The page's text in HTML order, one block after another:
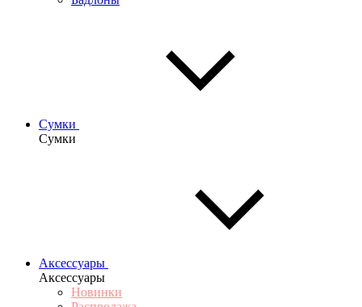
Сумки
Сумки
Аксессуары
Аксессуары
Новинки